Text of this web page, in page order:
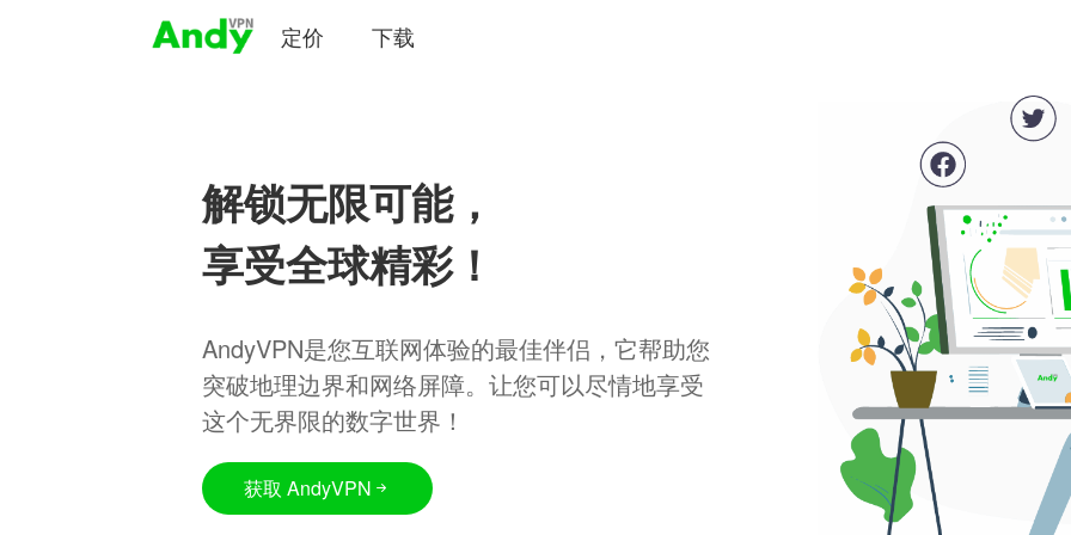
定价 下载
解锁无限可能，
享受全球精彩！
AndyVPN是您互联网体验的最佳伴侣，它帮助您
突破地理边界和网络屏障。让您可以尽情地享受
这个无界限的数字世界！
获取 AndyVPN